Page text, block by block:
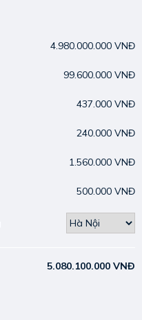
4.980.000.000 VNĐ
99.600.000 VNĐ
437.000 VNĐ
240.000 VNĐ
1.560.000 VNĐ
500.000 VNĐ
5.080.100.000 VNĐ